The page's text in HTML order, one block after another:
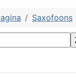
Saxofoons